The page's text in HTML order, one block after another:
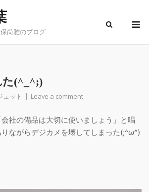
尚雅のブログ
た(^_^;)
ェット Leave a comment
社の備品は大切に使いましょう」と唱
ながらデジカメを壊してしまった(;^ω^)